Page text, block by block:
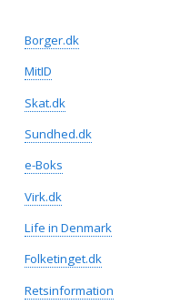
Borger.dk
MitID
Skat.dk
Sundhed.dk
e-Boks
Virk.dk
Life in Denmark
Folketinget.dk
Retsinformation